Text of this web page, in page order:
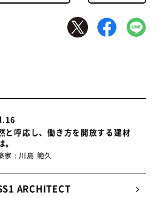
は川島さんから色指定があり、
妨げないケイ酸（シリカ）の
て水拭きでも汚れを除去しや
素材ゆえに耐久性の面では石
すが、川島さんをはじめ、建
りと見つめ、地球の持続可能
値を感じる先進的な建築家の
と呼応し、働き方を開放する建材
。
家 : 川島 範久
ARCHITECT